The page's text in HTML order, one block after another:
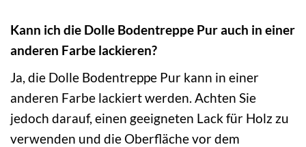
Kann ich die Dolle Bodentreppe Pur auch in einer
anderen Farbe lackieren?
Ja, die Dolle Bodentreppe Pur kann in einer
anderen Farbe lackiert werden. Achten Sie
jedoch darauf, einen geeigneten Lack für Holz zu
verwenden und die Oberfläche vor dem